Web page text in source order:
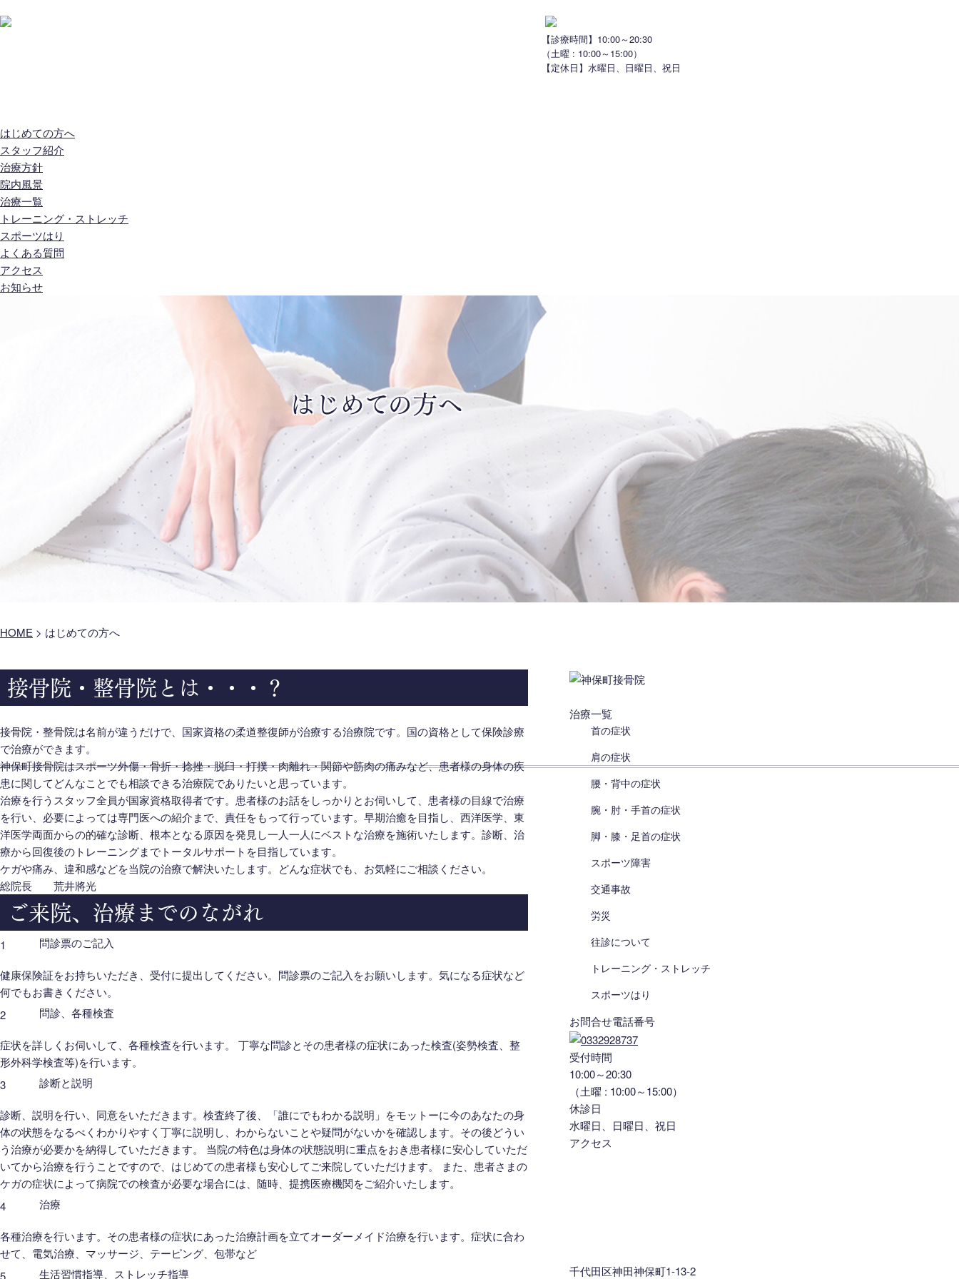
【診療時間】10:00～20:30
（土曜 : 10:00～15:00）
【定休日】水曜日、日曜日、祝日
はじめての方へ
スタッフ紹介
治療方針
院内風景
治療一覧
トレーニング・ストレッチ
スポーツはり
よくある質問
アクセス
お知らせ
はじめての方へ
HOME > はじめての方へ
接骨院・整骨院とは・・・？
接骨院・整骨院は名前が違うだけで、国家資格の柔道整復師が治療する治療院です。国の資格として保険診療
で治療ができます。
神保町接骨院はスポーツ外傷・骨折・捻挫・脱臼・打撲・肉離れ・関節や筋肉の痛みなど、患者様の身体の疾
患に関してどんなことでも相談できる治療院でありたいと思っています。
治療を行うスタッフ全員が国家資格取得者です。患者様のお話をしっかりとお伺いして、患者様の目線で治療
を行い、必要によっては専門医への紹介まで、責任をもって行っています。早期治癒を目指し、西洋医学、東
洋医学両面からの的確な診断、根本となる原因を発見し一人一人にベストな治療を施術いたします。診断、治
療から回復後のトレーニングまでトータルサポートを目指しています。
ケガや痛み、違和感などを当院の治療で解決いたします。どんな症状でも、お気軽にご相談ください。
総院長 荒井將光
ご来院、治療までのながれ
1 問診票のご記入
健康保険証をお持ちいただき、受付に提出してください。問診票のご記入をお願いします。気になる症状など
何でもお書きください。
2
問診、各種検査
症状を詳しくお伺いして、各種検査を行います。 丁寧な問診とその患者様の症状にあった検査(姿勢検査、整
形外科学検査等)を行います。
3
診断と説明
診断、説明を行い、同意をいただきます。検査終了後、「誰にでもわかる説明」をモットーに今のあなたの身
体の状態をなるべくわかりやすく丁寧に説明し、わからないことや疑問がないかを確認します。その後どうい
う治療が必要かを納得していただきます。 当院の特色は身体の状態説明に重点をおき患者様に安心していただ
いてから治療を行うことですので、はじめての患者様も安心してご来院していただけます。 また、患者さまの
ケガの症状によって病院での検査が必要な場合には、随時、提携医療機関をご紹介いたします。
4
治療
各種治療を行います。その患者様の症状にあった治療計画を立てオーダーメイド治療を行います。症状に合わ
せて、電気治療、マッサージ、テーピング、包帯など
5
生活習慣指導、ストレッチ指導
治療一覧
首の症状
肩の症状
腰・背中の症状
腕・肘・手首の症状
脚・膝・足首の症状
スポーツ障害
交通事故
労災
往診について
トレーニング・ストレッチ
スポーツはり
お問合せ電話番号
受付時間
10:00～20:30
（土曜 : 10:00～15:00）
休診日
水曜日、日曜日、祝日
アクセス
千代田区神田神保町1-13-2